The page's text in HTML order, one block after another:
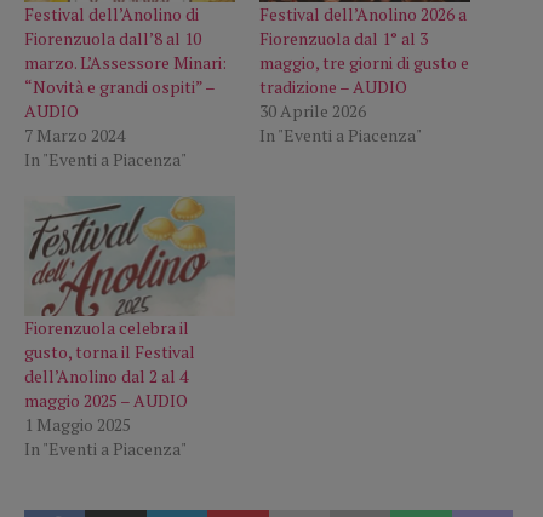
Festival dell’Anolino di
Fiorenzuola dall’8 al 10
marzo. L’Assessore Minari:
“Novità e grandi ospiti” –
AUDIO
7 Marzo 2024
In "Eventi a Piacenza"
Festival dell’Anolino 2026 a
Fiorenzuola dal 1° al 3
maggio, tre giorni di gusto e
tradizione – AUDIO
30 Aprile 2026
In "Eventi a Piacenza"
Fiorenzuola celebra il
gusto, torna il Festival
dell’Anolino dal 2 al 4
maggio 2025 – AUDIO
1 Maggio 2025
In "Eventi a Piacenza"